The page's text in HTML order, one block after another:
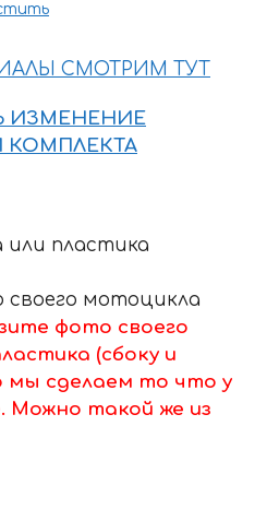
СМОТРИМ ТУТ
ИЗМЕНЕНИЕ
КОМПЛЕКТА
пластика
своего мотоцикла
фото своего
(сбоку и
сделаем то что у
Можно такой же из